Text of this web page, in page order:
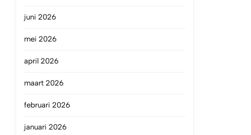
juni 2026
mei 2026
april 2026
maart 2026
februari 2026
januari 2026